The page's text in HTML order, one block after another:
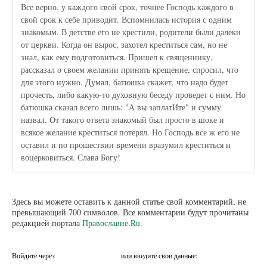
Все верно, у каждого свой срок, точнее Господь каждого в
свой срок к себе приводит. Вспомнилась история с одним
знакомым. В детстве его не крестили, родители были далеки
от церкви. Когда он вырос, захотел креститься сам, но не
знал, как ему подготовиться. Пришел к священнику,
рассказал о своем желании принять крещение, спросил, что
для этого нужно. Думал, батюшка скажет, что надо будет
прочесть, либо какую-то духовную беседу проведет с ним. Но
батюшка сказал всего лишь: "А вы заплатИте" и сумму
назвал. От такого ответа знакомый был просто в шоке и
всякое желание креститься потерял. Но Господь все ж его не
оставил и по прошествии времени вразумил креститься и
воцерковиться. Слава Богу!
Здесь вы можете оставить к данной статье свой комментарий, не
превышающий 700 символов. Все комментарии будут прочитаны
редакцией портала Православие.Ru.
Войдите через или введите свои данные: